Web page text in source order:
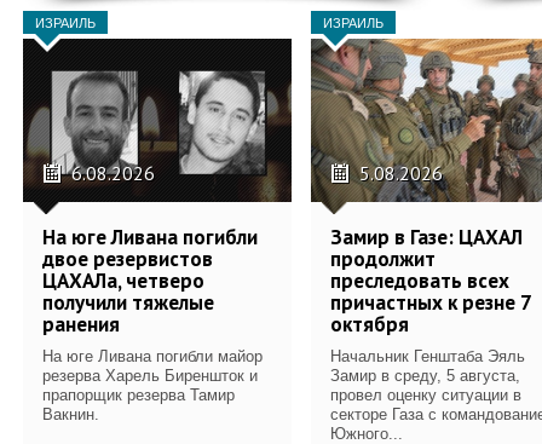
ИЗРАИЛЬ
6.08.2026
На юге Ливана погибли
двое резервистов
ЦАХАЛа, четверо
получили тяжелые
ранения
На юге Ливана погибли майор
резерва Харель Биреншток и
прапорщик резерва Тамир
Вакнин.
ИЗРАИЛЬ
5.08.2026
Замир в Газе: ЦАХАЛ
продолжит
преследовать всех
причастных к резне 7
октября
Начальник Генштаба Эяль
Замир в среду, 5 августа,
провел оценку ситуации в
секторе Газа с
Южного...